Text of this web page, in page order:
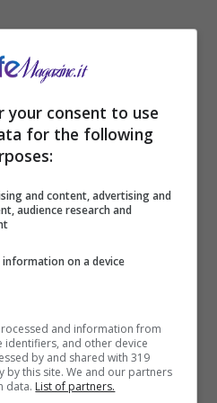
con il tempo hanno
dentro casa,
di acquistare una
, ma anche elastici
per via degli impegni,
adallenarsi
all’attività fisica.
gli attrezzi utilizzati
necessitano della
disinfettarliè
non sono esenti da
potrebbe in seguito
consent to use
for the following
and content, advertising and
audience research and
on a device
and information from
identifiers, and other device
by and shared with 319
by this site. We and our partners
data. List of partners.